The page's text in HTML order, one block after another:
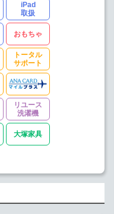
iPad
取扱
おもちゃ
トータル
サポート
リユース
洗濯機
大塚家具